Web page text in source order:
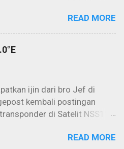
aktivitas downloading
Kemampuan PC selama ini
lagi jika bisa
Aktivitas offline download
parabola dan
dengan memakai
(parabola) kita sudah bisa
atas orbit sana. Untungnya
READ MORE
ijin dari bro Jef di
kembali postingan
di Satelit NSS11
RendyCell), nah ini saya
READ MORE